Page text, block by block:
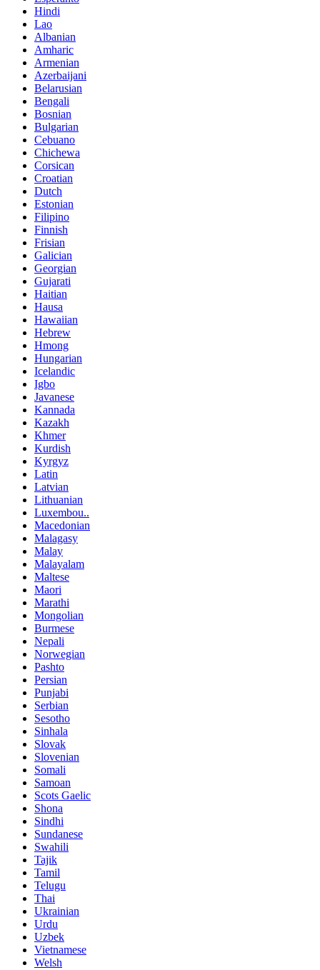
Hindi
Lao
Albanian
Amharic
Armenian
Azerbaijani
Belarusian
Bengali
Bosnian
Bulgarian
Cebuano
Chichewa
Corsican
Croatian
Dutch
Estonian
Filipino
Finnish
Frisian
Galician
Georgian
Gujarati
Haitian
Hausa
Hawaiian
Hebrew
Hmong
Hungarian
Icelandic
Igbo
Javanese
Kannada
Kazakh
Khmer
Kurdish
Kyrgyz
Latin
Latvian
Lithuanian
Luxembou..
Macedonian
Malagasy
Malay
Malayalam
Maltese
Maori
Marathi
Mongolian
Burmese
Nepali
Norwegian
Pashto
Persian
Punjabi
Serbian
Sesotho
Sinhala
Slovak
Slovenian
Somali
Samoan
Scots Gaelic
Shona
Sindhi
Sundanese
Swahili
Tajik
Tamil
Telugu
Thai
Ukrainian
Urdu
Uzbek
Vietnamese
Welsh